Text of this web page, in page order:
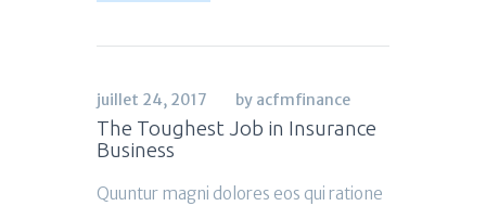
juillet 24, 2017 by acfmfinance
The Toughest Job in Insurance
Business
Quuntur magni dolores eos qui ratione